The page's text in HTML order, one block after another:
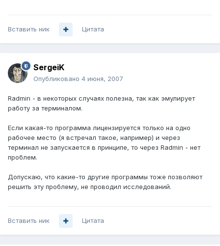
Вставить ник Цитата
SergeiK
Опубликовано 4 июня, 2007
Radmin - в некоторых случаях полезна, так как эмулирует
работу за терминалом.
Если какая-то программа лицензируется только на одно
рабочее место (я встречал такое, например) и через
терминал не запускается в принципе, то через Radmin - нет
проблем.
Допускаю, что какие-то другие программы тоже позволяют
решить эту проблему, не проводил исследований.
Вставить ник Цитата